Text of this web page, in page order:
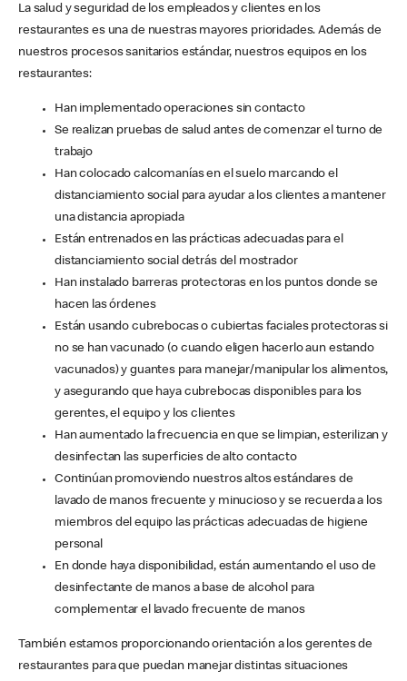
La salud y seguridad de los empleados y clientes en los
restaurantes es una de nuestras mayores prioridades. Además de
nuestros procesos sanitarios estándar, nuestros equipos en los
restaurantes:
Han implementado operaciones sin contacto
Se realizan pruebas de salud antes de comenzar el turno de
trabajo
Han colocado calcomanías en el suelo marcando el
distanciamiento social para ayudar a los clientes a mantener
una distancia apropiada
Están entrenados en las prácticas adecuadas para el
distanciamiento social detrás del mostrador
Han instalado barreras protectoras en los puntos donde se
hacen las órdenes
Están usando cubrebocas o cubiertas faciales protectoras si
no se han vacunado (o cuando eligen hacerlo aun estando
vacunados) y guantes para manejar/manipular los alimentos,
y asegurando que haya cubrebocas disponibles para los
gerentes, el equipo y los clientes
Han aumentado la frecuencia en que se limpian, esterilizan y
desinfectan las superficies de alto contacto
Continúan promoviendo nuestros altos estándares de
lavado de manos frecuente y minucioso y se recuerda a los
miembros del equipo las prácticas adecuadas de higiene
personal
En donde haya disponibilidad, están aumentando el uso de
desinfectante de manos a base de alcohol para
complementar el lavado frecuente de manos
También estamos proporcionando orientación a los gerentes de
restaurantes para que puedan manejar distintas situaciones